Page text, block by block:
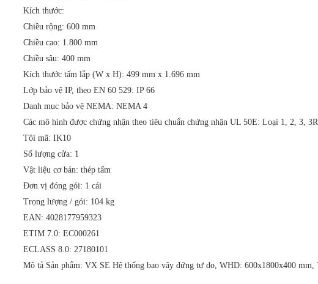
Kích thước:
Chiều rộng: 600 mm
Chiều cao: 1.800 mm
Chiều sâu: 400 mm
Kích thước tấm lắp (W x H): 499 mm x 1.696 mm
Lớp bảo vệ IP, theo EN 60 529: IP 66
Danh mục bảo vệ NEMA: NEMA 4
Các mô hình được chứng nhận theo tiêu chuẩn chứng nhận UL 50E: Loại 1, 2, 3,
Tôi mã: IK10
Số lượng cửa: 1
Vật liệu cơ bản: thép tấm
Đơn vị đóng gói: 1 cái
Trọng lượng / gói: 104 kg
EAN: 4028177959323
ETIM 7.0: EC000261
ECLASS 8.0: 27180101
Mô tả Sản phẩm: VX SE Hệ thống bao vây đứng tự do, WHD: 600x1800x400